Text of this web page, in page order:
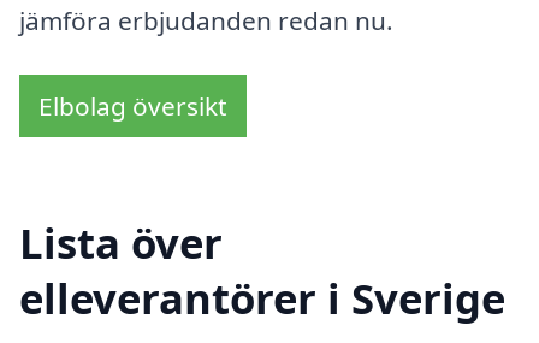
jämföra erbjudanden redan nu.
Elbolag översikt
Lista över
elleverantörer i Sverige